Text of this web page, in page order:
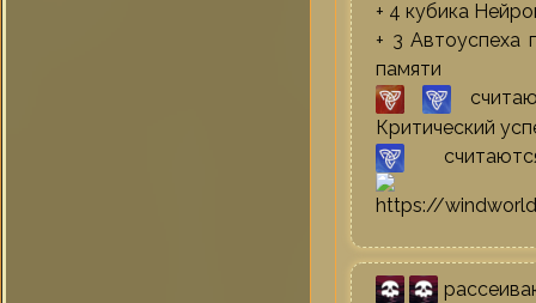
+ 4 кубика
+ 3 Автоуспеха
памяти
Критический